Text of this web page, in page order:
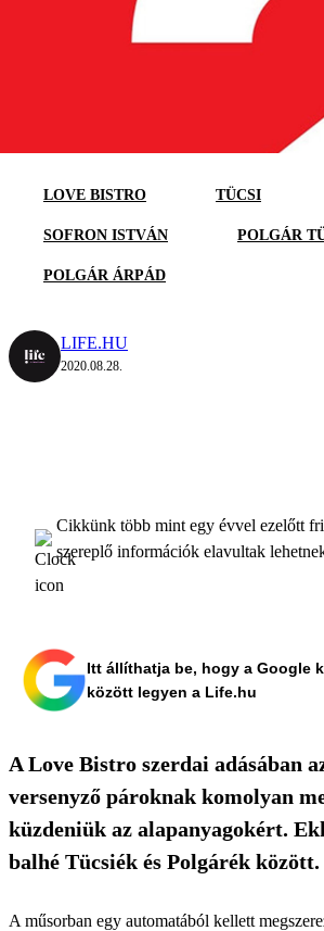
LOVE BISTRO TÜCSI
SOFRON ISTVÁN POLGÁR
POLGÁR ÁRPÁD
LIFE.HU
2020.08.28.
Cikkünk több mint egy évvel ezelőtt
szereplő információk elavultak
Itt állíthatja be, hogy a Google
között legyen a Life.hu
A Love Bistro szerdai adásában
versenyző pároknak komolyan
küzdeniük az alapanyagokért.
balhé Tücsiék és Polgárék között.
A műsorban egy automatából kellett